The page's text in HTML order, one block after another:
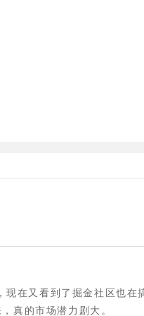
在又看到了掘金社区也在
真的市场潜力剧大。